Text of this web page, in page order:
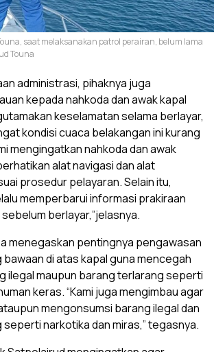
saat melaksanakan patrol perairan, belum lama
Touna
administrasi, pihaknya juga
kepada nahkoda dan awak kapal
keselamatan selama berlayar,
kondisi cuaca belakangan ini kurang
mengingatkan nahkoda dan awak
alat navigasi dan alat
prosedur pelayaran. Selain itu,
memperbarui informasi prakiraan
sebelum berlayar,”jelasnya.
menegaskan pentingnya pengawasan
di atas kapal guna mencegah
ilegal maupun barang terlarang seperti
keras. “Kami juga mengimbau agar
mengonsumsi barang ilegal dan
narkotika dan miras,” tegasnya.